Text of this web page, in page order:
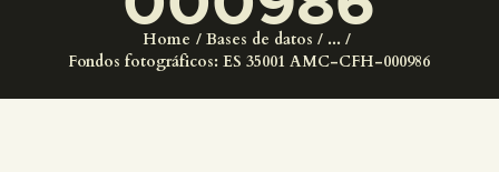
Home Bases de datos
...
Fondos fotográficos: ES 35001 AMC-CFH-000986
EL MUSEO